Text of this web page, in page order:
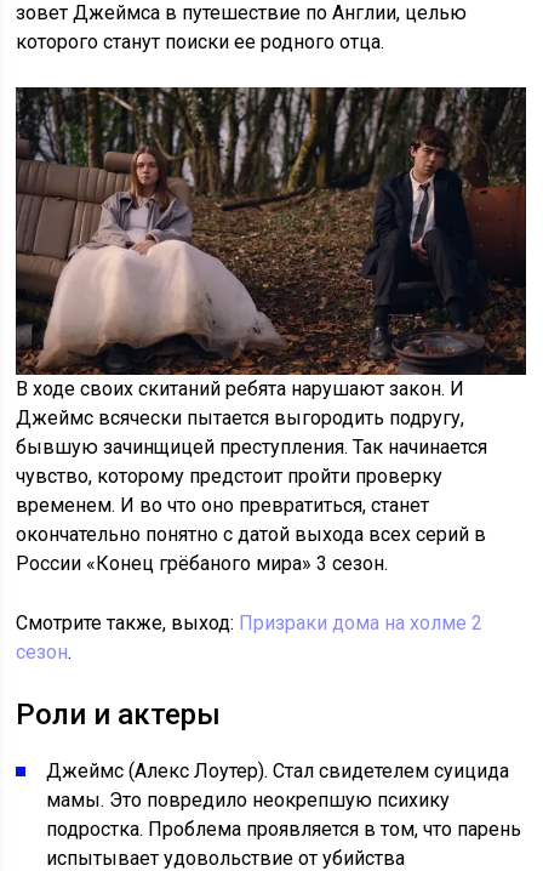
зовет Джеймса в путешествие по Англии, целью
которого станут поиски ее родного отца.
В ходе своих скитаний ребята нарушают закон. И
Джеймс всячески пытается выгородить подругу,
бывшую зачинщицей преступления. Так начинается
чувство, которому предстоит пройти проверку
временем. И во что оно превратиться, станет
окончательно понятно с датой выхода всех серий в
России «Конец грёбаного мира» 3 сезон.
Смотрите также, выход: Призраки дома на холме 2
сезон.
Роли и актеры
Джеймс (Алекс Лоутер). Стал свидетелем суицида
мамы. Это повредило неокрепшую психику
подростка. Проблема проявляется в том, что парень
испытывает удовольствие от убийства